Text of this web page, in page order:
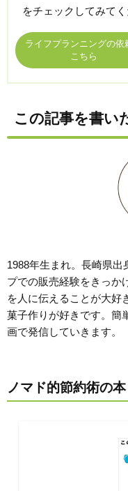
をチェックしてみてく
ライフプランニングの依
こちら
この記事を書い
1988年生まれ。長崎県
プでの販売経験をきっか
を人に伝えることが大好
菓子作りが好きです。簡
画で発信していきます。
ノマド的節約術の本